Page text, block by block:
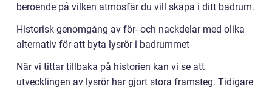
beroende på vilken atmosfär du vill skapa i ditt badrum.
Historisk genomgång av för- och nackdelar med olika
alternativ för att byta lysrör i badrummet
När vi tittar tillbaka på historien kan vi se att
utvecklingen av lysrör har gjort stora framsteg. Tidigare